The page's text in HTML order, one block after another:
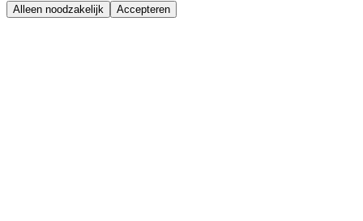
Alleen noodzakelijk Accepteren